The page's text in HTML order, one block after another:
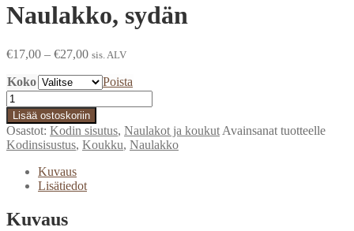
Naulakko, sydän
€17,00 – €27,00 sis. ALV
Koko
Poista
Naulakko,
sydän
määrä
Lisää ostoskoriin
Osastot: Kodin sisutus, Naulakot ja koukut Avainsanat tuotteelle
Kodinsisustus, Koukku, Naulakko
Kuvaus
Lisätiedot
Kuvaus